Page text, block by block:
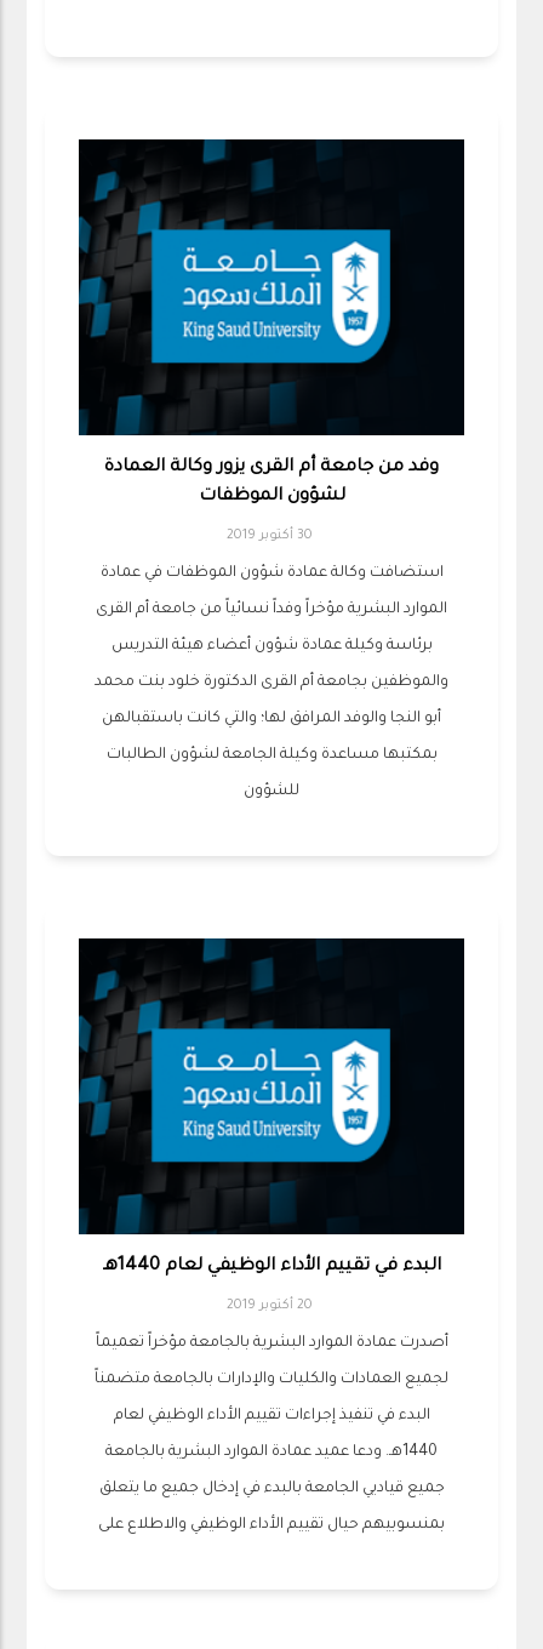
وفد من جامعة أم القرى يزور وكالة العمادة
لشؤون الموظفات
30 أكتوبر 2019
استضافت وكالة عمادة شؤون الموظفات في عمادة
الموارد البشرية مؤخراً وفداً نسائياً من جامعة أم القرى
برئاسة وكيلة عمادة شؤون أعضاء هيئة التدريس
والموظفين بجامعة أم القرى الدكتورة خلود بنت محمد
أبو النجا والوفد المرافق لها؛ والتي كانت باستقبالهن
بمكتبها مساعدة وكيلة الجامعة لشؤون الطالبات
للشؤون
البدء في تقييم الأداء الوظيفي لعام 1440هـ
20 أكتوبر 2019
أصدرت عمادة الموارد البشرية بالجامعة مؤخراً تعميماً
لجميع العمادات والكليات والإدارات بالجامعة متضمناً
البدء في تنفيذ إجراءات تقييم الأداء الوظيفي لعام
1440هـ. ودعا عميد عمادة الموارد البشرية بالجامعة
جميع قياديي الجامعة بالبدء في إدخال جميع ما يتعلق
بمنسوبيهم حيال تقييم الأداء الوظيفي والاطلاع على